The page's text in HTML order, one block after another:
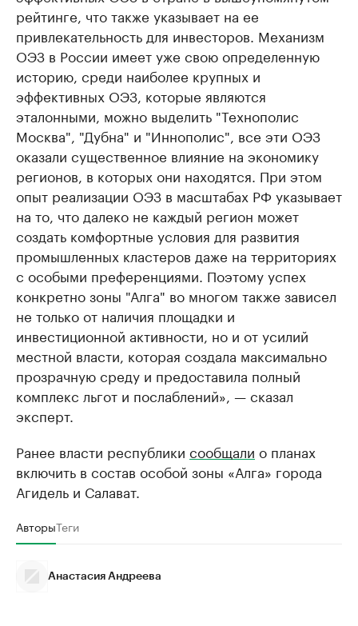
рейтинге, что также указывает на ее
привлекательность для инвесторов. Механизм
ОЭЗ в России имеет уже свою определенную
историю, среди наиболее крупных и
эффективных ОЭЗ, которые являются
эталонными, можно выделить "Технополис
Москва", "Дубна" и "Иннополис", все эти ОЭЗ
оказали существенное влияние на экономику
регионов, в которых они находятся. При этом
опыт реализации ОЭЗ в масштабах РФ указывает
на то, что далеко не каждый регион может
создать комфортные условия для развития
промышленных кластеров даже на территориях
с особыми преференциями. Поэтому успех
конкретно зоны "Алга" во многом также зависел
не только от наличия площадки и
инвестиционной активности, но и от усилий
местной власти, которая создала максимально
прозрачную среду и предоставила полный
комплекс льгот и послаблений», — сказал
эксперт.
Ранее власти республики сообщали о планах
включить в состав особой зоны «Алга» города
Агидель и Салават.
АвторыТеги
Анастасия Андреева